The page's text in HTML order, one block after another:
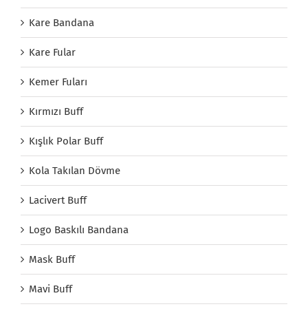
Kare Bandana
Kare Fular
Kemer Fuları
Kırmızı Buff
Kışlık Polar Buff
Kola Takılan Dövme
Lacivert Buff
Logo Baskılı Bandana
Mask Buff
Mavi Buff